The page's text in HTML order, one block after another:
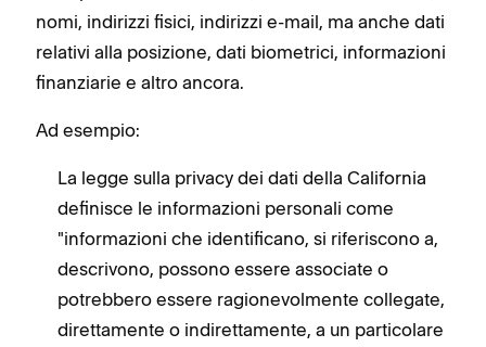
nomi, indirizzi fisici, indirizzi e-mail, ma anche dati
relativi alla posizione, dati biometrici, informazioni
finanziarie e altro ancora.
Ad esempio:
La legge sulla privacy dei dati della California
definisce le informazioni personali come
"informazioni che identificano, si riferiscono a,
descrivono, possono essere associate o
potrebbero essere ragionevolmente collegate,
direttamente o indirettamente, a un particolare